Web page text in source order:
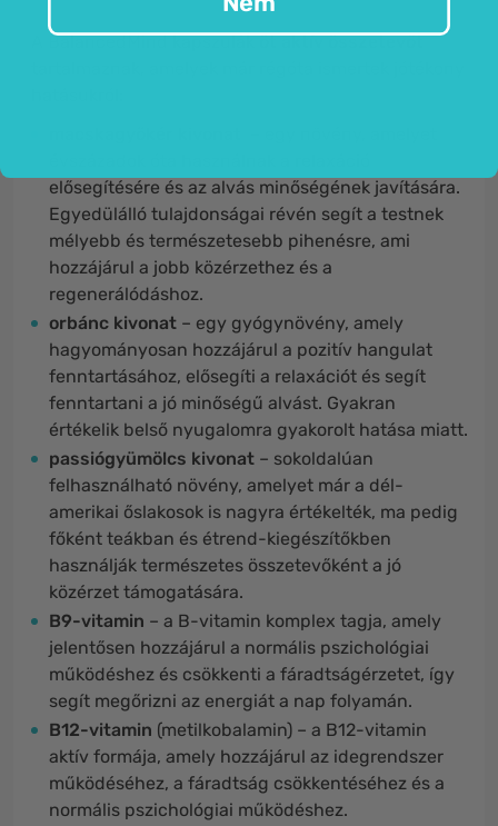
A BalancedMind kapszuláköt aktív összetevőt
elősegítésére és az alvás minőségének javítására.
Egyedülálló tulajdonságai révén segít a testnek
mélyebb és természetesebb pihenésre, ami
hozzájárul a jobb közérzethez és a
regenerálódáshoz.
orbánc kivonat – egy gyógynövény, amely
hagyományosan hozzájárul a pozitív hangulat
fenntartásához, elősegíti a relaxációt és segít
fenntartani a jó minőségű alvást. Gyakran
értékelik belső nyugalomra gyakorolt hatása miatt.
passiógyümölcs kivonat – sokoldalúan
felhasználható növény, amelyet már a dél-
amerikai őslakosok is nagyra értékelték, ma pedig
főként teákban és étrend-kiegészítőkben
használják természetes összetevőként a jó
közérzet támogatására.
B9-vitamin – a B-vitamin komplex tagja, amely
jelentősen hozzájárul a normális pszichológiai
működéshez és csökkenti a fáradtságérzetet, így
segít megőrizni az energiát a nap folyamán.
B12-vitamin (metilkobalamin) – a B12-vitamin
aktív formája, amely hozzájárul az idegrendszer
működéséhez, a fáradtság csökkentéséhez és a
normális pszichológiai működéshez.